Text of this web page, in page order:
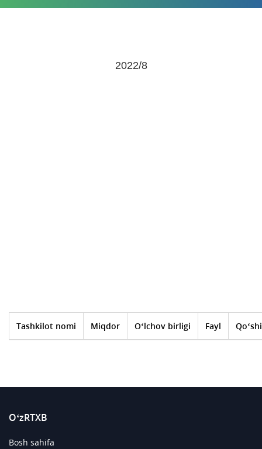
2022/8
Tashkilot nomi Miqdor O‘lchov birligi Fayl
O‘zRTXB
Bosh sahifa